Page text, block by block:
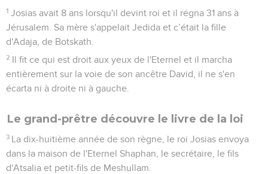
1 Josias avait 8 ans lorsqu'il devint roi et il régna 31 ans à
Jérusalem. Sa mère s'appelait Jedida et c’était la fille
d'Adaja, de Botskath.
2 Il fit ce qui est droit aux yeux de l'Eternel et il marcha
entièrement sur la voie de son ancêtre David, il ne s'en
écarta ni à droite ni à gauche.
Le grand-prêtre découvre le livre de la loi
3 La dix-huitième année de son règne, le roi Josias envoya
dans la maison de l'Eternel Shaphan, le secrétaire, le fils
d'Atsalia et petit-fils de Meshullam.